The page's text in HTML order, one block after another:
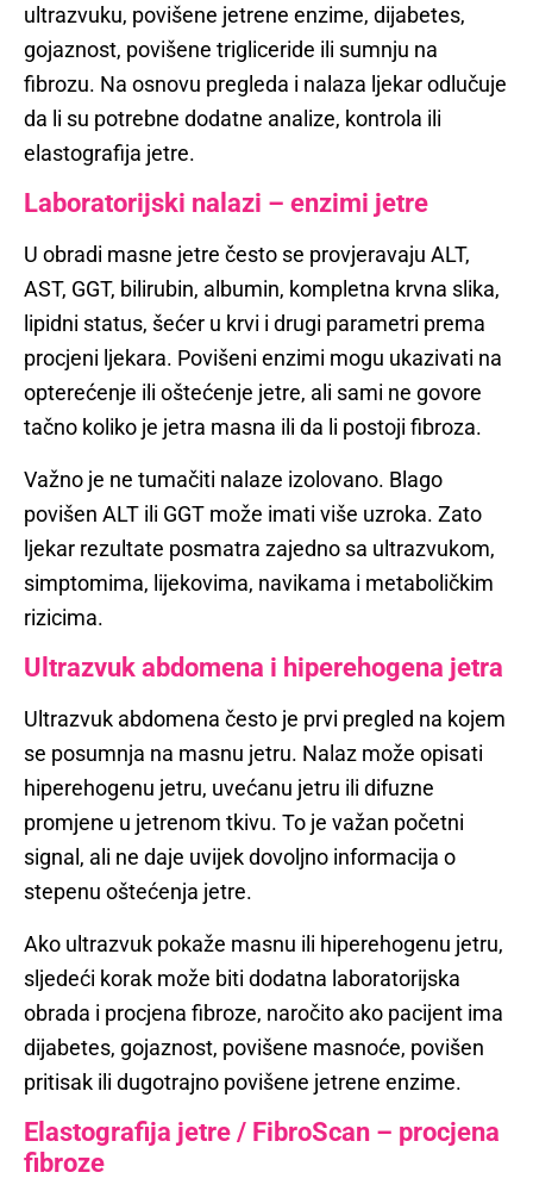
ultrazvuku, povišene jetrene enzime, dijabetes,
gojaznost, povišene trigliceride ili sumnju na
fibrozu. Na osnovu pregleda i nalaza ljekar odlučuje
da li su potrebne dodatne analize, kontrola ili
elastografija jetre.
Laboratorijski nalazi – enzimi jetre
U obradi masne jetre često se provjeravaju ALT,
AST, GGT, bilirubin, albumin, kompletna krvna slika,
lipidni status, šećer u krvi i drugi parametri prema
procjeni ljekara. Povišeni enzimi mogu ukazivati na
opterećenje ili oštećenje jetre, ali sami ne govore
tačno koliko je jetra masna ili da li postoji fibroza.
Važno je ne tumačiti nalaze izolovano. Blago
povišen ALT ili GGT može imati više uzroka. Zato
ljekar rezultate posmatra zajedno sa ultrazvukom,
simptomima, lijekovima, navikama i metaboličkim
rizicima.
Ultrazvuk abdomena i hiperehogena jetra
Ultrazvuk abdomena često je prvi pregled na kojem
se posumnja na masnu jetru. Nalaz može opisati
hiperehogenu jetru, uvećanu jetru ili difuzne
promjene u jetrenom tkivu. To je važan početni
signal, ali ne daje uvijek dovoljno informacija o
stepenu oštećenja jetre.
Ako ultrazvuk pokaže masnu ili hiperehogenu jetru,
sljedeći korak može biti dodatna laboratorijska
obrada i procjena fibroze, naročito ako pacijent ima
dijabetes, gojaznost, povišene masnoće, povišen
pritisak ili dugotrajno povišene jetrene enzime.
Elastografija jetre / FibroScan – procjena
fibroze